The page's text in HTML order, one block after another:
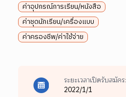
ค่าอุปกรณ์การเรียน/หนังสือ
ค่าชุดนักเรียน/เครื่องแบบ
ค่าครองชีพ/ค่าใช้จ่าย
ระยะเวลาเปิดรับสมัคร:
2022/1/1